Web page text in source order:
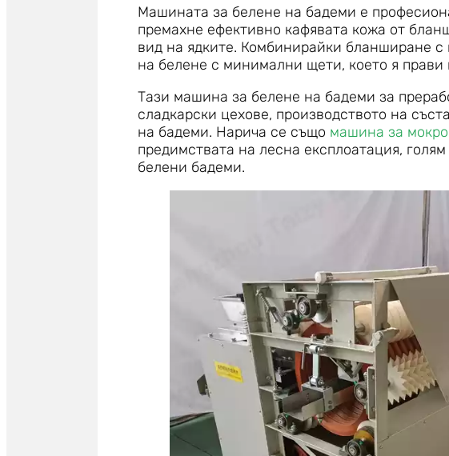
Машината за белене на бадеми е
премахне ефективно кафявата кожа от
вид на ядките. Комбинирайки бланширане
на белене с минимални щети, което я
Тази машина за белене на бадеми за
сладкарски цехове, производството на
на бадеми. Нарича се също машина за
предимствата на лесна експлоатация,
белени бадеми.